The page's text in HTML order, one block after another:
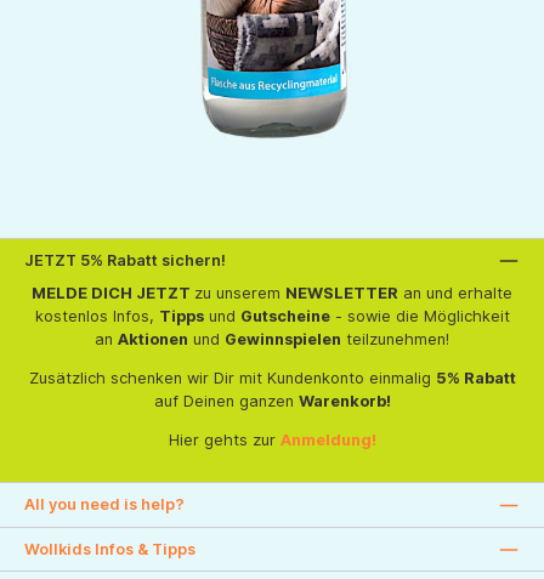
JETZT 5% Rabatt sichern!
MELDE DICH JETZT zu unserem NEWSLETTER an und erhalte
kostenlos Infos, Tippsund Gutscheine- sowie die Möglichkeit
an Aktionen und Gewinnspielen teilzunehmen!
Zusätzlich schenken wir Dir mit Kundenkonto einmalig 5% Rabatt
auf Deinen ganzen Warenkorb!
Hier gehts zur Anmeldung!
All you need is help?
Wollkids Infos & Tipps